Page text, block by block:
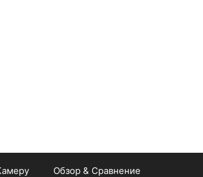
Обзор & Сравнение